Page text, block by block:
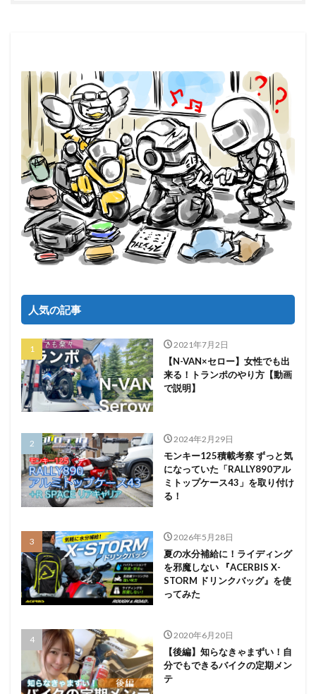
人気の記事
2021年7月2日
【N-VAN×セロー】女性でも出
来る！トランポのやり方【動画
で説明】
2024年2月29日
モンキー125積載考察 ずっと気
になっていた「RALLY890アル
ミトップケース43」を取り付け
る！
2026年5月28日
夏の水分補給に！ライディング
を邪魔しない 『ACERBIS X-
STORM ドリンクバッグ』を使
ってみた
2020年6月20日
【後編】知らなきゃまずい！自
分でもできるバイクの定期メン
テ